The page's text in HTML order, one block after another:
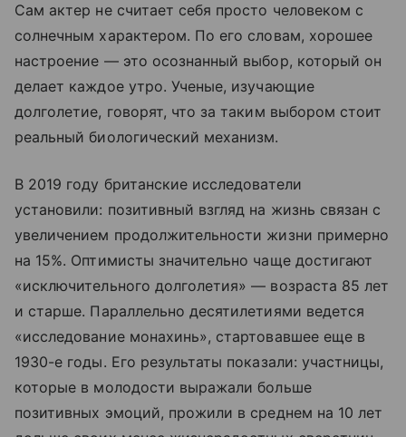
Сам актер не считает себя просто человеком с
солнечным характером. По его словам, хорошее
настроение — это осознанный выбор, который он
делает каждое утро. Ученые, изучающие
долголетие, говорят, что за таким выбором стоит
реальный биологический механизм.
В 2019 году британские исследователи
установили: позитивный взгляд на жизнь связан с
увеличением продолжительности жизни примерно
на 15%. Оптимисты значительно чаще достигают
«исключительного долголетия» — возраста 85 лет
и старше. Параллельно десятилетиями ведется
«исследование монахинь», стартовавшее еще в
1930-е годы. Его результаты показали: участницы,
которые в молодости выражали больше
позитивных эмоций, прожили в среднем на 10 лет